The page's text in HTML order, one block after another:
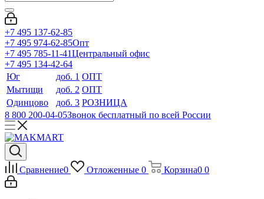
+7 495 137-62-85
+7 495 974-62-85Опт
+7 495 785-11-41Центральный офис
+7 495 134-42-64
Юг
доб. 1 ОПТ
Мытищи
доб. 2 ОПТ
Одинцово
доб. 3 РОЗНИЦА
8 800 200-04-05Звонок бесплатный по всей России
Сравнение0 Отложенные 0 Корзина0 0